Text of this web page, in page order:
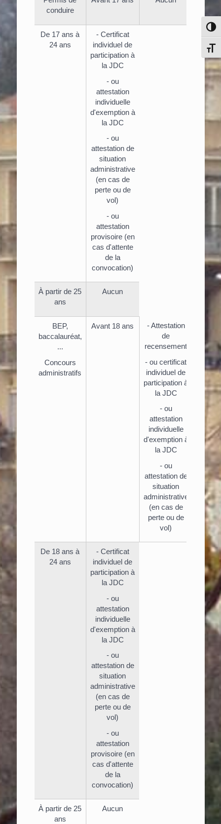
conduire
De 17 ans à
24 ans
- Certificat
individuel de
participation à
la JDC
- ou
attestation
individuelle
d'exemption à
la JDC
- ou
attestation de
situation
administrative
(en cas de
perte ou de
vol)
- ou
attestation
provisoire (en
cas d'attente
de la
convocation)
À partir de 25
ans
Aucun
BEP,
baccalauréat,
...
Concours
administratifs
Avant 18 ans
- Attestation
de
recensement
- ou certificat
individuel de
participation à
la JDC
- ou
attestation
individuelle
d'exemption à
la JDC
- ou
attestation de
situation
administrative
(en cas de
perte ou de
vol)
De 18 ans à
24 ans
- Certificat
individuel de
participation à
la JDC
- ou
attestation
individuelle
d'exemption à
la JDC
- ou
attestation de
situation
administrative
(en cas de
perte ou de
vol)
- ou
attestation
provisoire (en
cas d'attente
de la
convocation)
À partir de 25
ans
Aucun